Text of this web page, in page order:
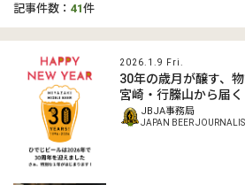
記事件数： 41件
2026.1.9 Fri.
30年の歳月が醸す、
宮崎・行縢山から届
JBJA事務局
JAPAN BEER